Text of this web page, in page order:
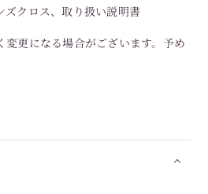
クロス、取り扱い説明書
更になる場合がございます。予め